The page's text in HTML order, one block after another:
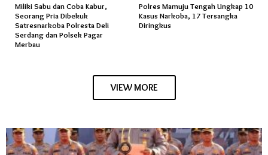
Miliki Sabu dan Coba Kabur,
Seorang Pria Dibekuk
Satresnarkoba Polresta Deli
Serdang dan Polsek Pagar
Merbau
Polres Mamuju Tengah Ungkap 10
Kasus Narkoba, 17 Tersangka
Diringkus
VIEW MORE